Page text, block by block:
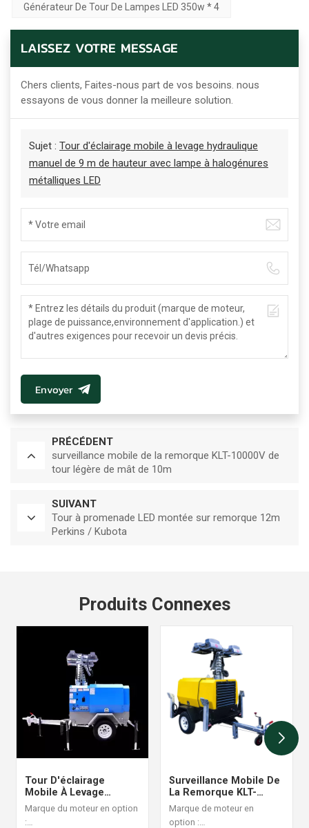
Générateur De Tour De Lampes LED 350w * 4
LAISSEZ VOTRE MESSAGE
Chers clients, Faites-nous part de vos besoins. nous
essayons de vous donner la meilleure solution.
Sujet : Tour d'éclairage mobile à levage hydraulique
manuel de 9 m de hauteur avec lampe à halogénures
métalliques LED
Envoyer
PRÉCÉDENT
surveillance mobile de la remorque KLT-10000V de
tour légère de mât de 10m
SUIVANT
Tour à promenade LED montée sur remorque 12m
Perkins / Kubota
Produits Connexes
Tour D'éclairage
Mobile À Levage
Hydraulique Manuel De
9 M De Hauteur Avec
Marque du moteur en option
:
Surveillance Mobile De
La Remorque KLT-
10000V De Tour Légère
De Mât De 10m
Marque de moteur en
option :